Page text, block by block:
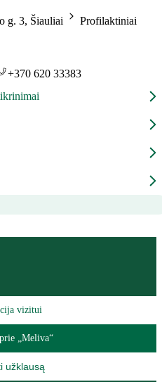
g. 3, Šiauliai
Profilaktiniai
+370 620 33383
vizitui
„Meliva“
užklausą